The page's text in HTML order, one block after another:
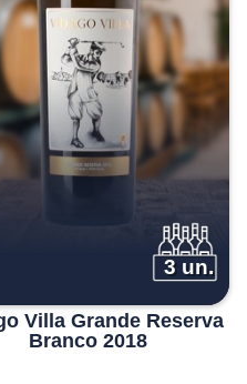
3 un.
Villa Grande Reserva
Branco 2018